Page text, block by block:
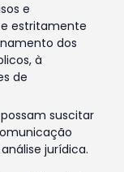
e
estritamente
dos
à
de
suscitar
jurídica.